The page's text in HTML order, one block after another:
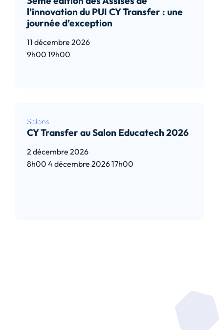
l’innovation du PUI CY Transfer : une
journée d’exception
11 décembre 2026
9h00 19h00
Salons
CY Transfer au Salon Educatech 2026
2 décembre 2026
8h00 4 décembre 202617h00